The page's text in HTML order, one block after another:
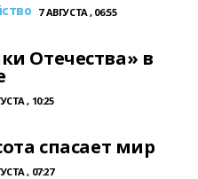
7 АВГУСТА , 06:55
Отечества» в
, 10:25
спасает мир
, 07:27